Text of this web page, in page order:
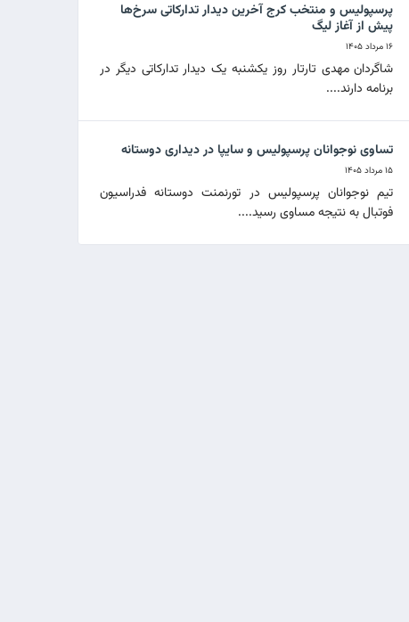
پرسپولیس و منتخب کرج آخرین دیدار تدارکاتی سرخ‌ها
پیش از آغاز لیگ
۱۶ مرداد ۱۴۰۵
شاگردان مهدی تارتار روز یکشنبه یک دیدار تدارکاتی دیگر در
برنامه دارند....
تساوی نوجوانان پرسپولیس و سایپا در دیداری دوستانه
۱۵ مرداد ۱۴۰۵
تیم نوجوانان پرسپولیس در تورنمنت دوستانه فدراسیون
فوتبال به نتیجه مساوی رسید....